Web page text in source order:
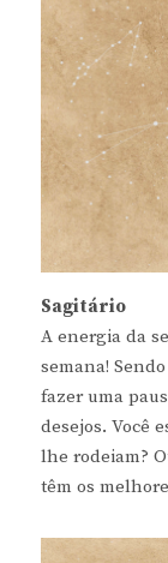
Sagitário
A energia da
semana!
fazer uma
desejos. Você
lhe rodeiam?
têm os